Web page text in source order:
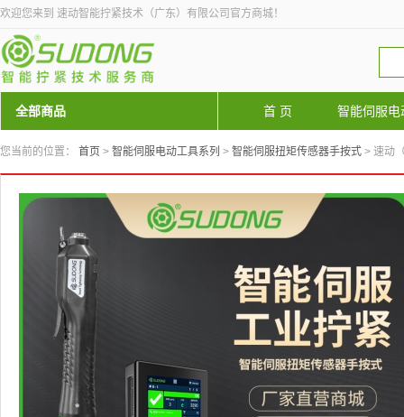
欢迎您来到 速动智能拧紧技术（广东）有限公司官方商城！
全部商品 首 页 智能伺服电
您当前的位置： 首页 > 智能伺服电动工具系列 > 智能伺服扭矩传感器手按式 > 速动